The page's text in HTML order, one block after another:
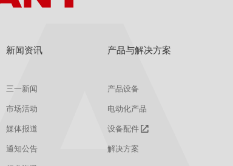
新闻资讯
三一新闻
市场活动
媒体报道
通知公告
产品与解决方案
产品设备
电动化产品
设备配件
解决方案